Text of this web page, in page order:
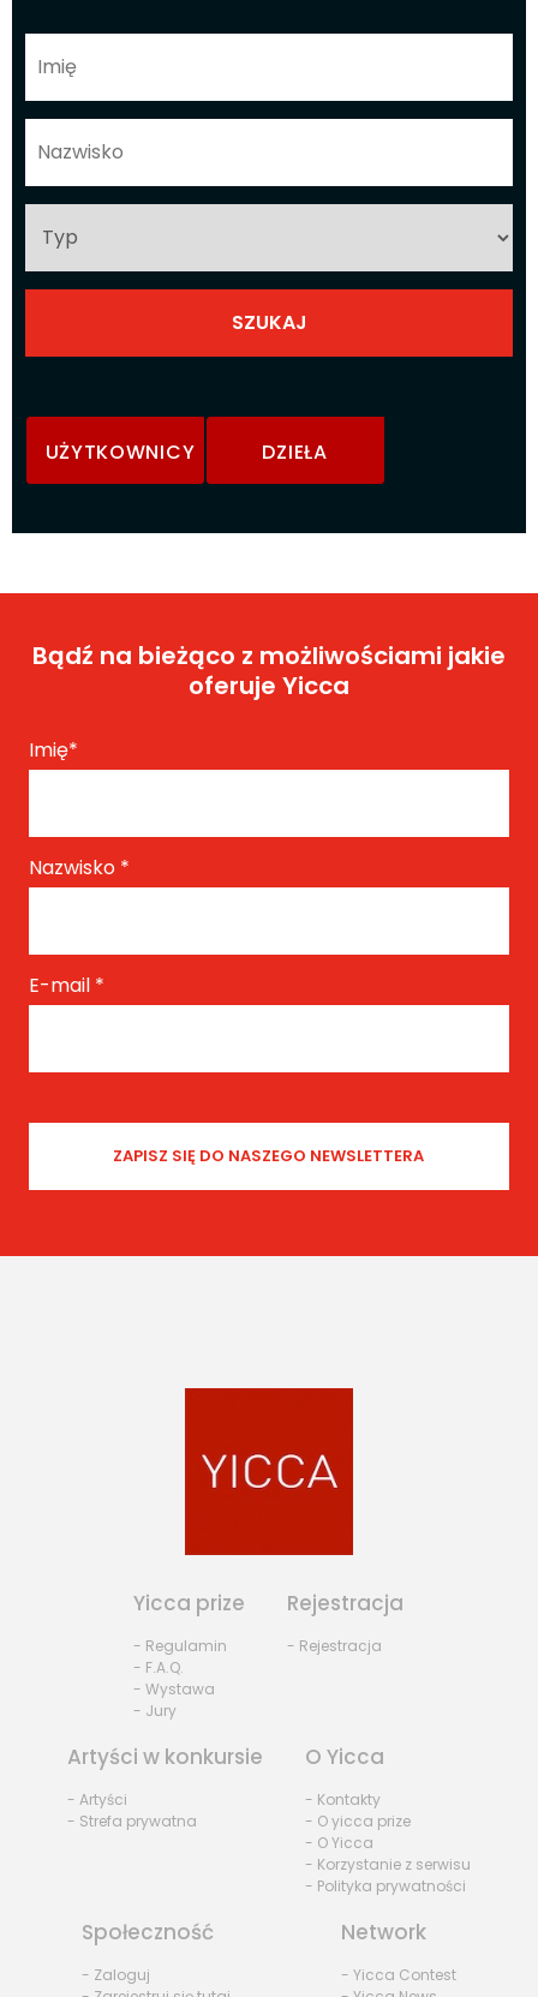
UŻYTKOWNICY DZIEŁA
Bądź na bieżąco z możliwościami jakie
oferuje Yicca
Imię*
Nazwisko *
E-mail *
Yicca prize
- Regulamin
- F.A.Q.
- Wystawa
- Jury
Rejestracja
- Rejestracja
Artyści w konkursie
- Artyści
- Strefa prywatna
O Yicca
- Kontakty
- O yicca prize
- O Yicca
- Korzystanie z serwisu
- Polityka prywatności
Społeczność
- Zaloguj
Network
- Yicca Contest